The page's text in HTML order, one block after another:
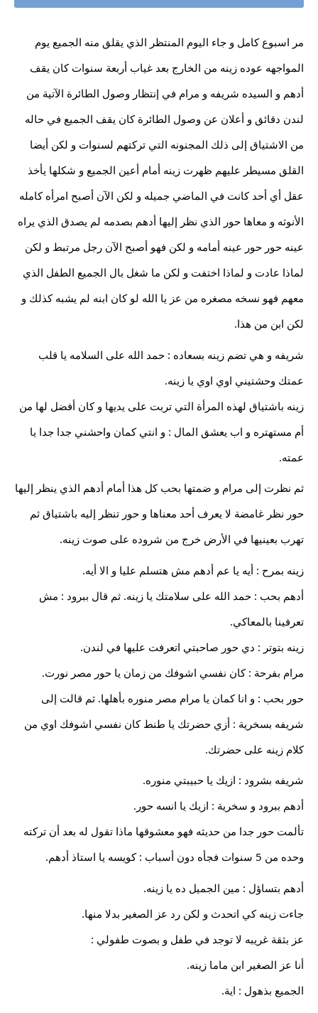
مر اسبوع كامل و جاء اليوم المنتظر الذي يقلق منه الجميع يوم
المواجهه عوده زينه من الخارج بعد غياب أربعة سنوات كان يقف
أدهم و السيده شريفه و مرام في إنتظار وصول الطائرة الآتية من
لندن دقائق و أعلان عن وصول الطائرة كان يقف الجميع في حاله
من الاشتياق إلى ذلك المجنونه التي تركتهم لسنوات و لكن أيضا
القلق مسيطر عليهم ظهرت زينه أمام أعين الجميع و شكلها يأخذ
عقل أي أحد كانت في الماضي جميله و لكن الآن أصبح امرأه كامله
الأنوثه و معاها حور الذي نظر إليها أدهم بصدمه لم يصدق الذي يراه
عينه حور حور عينه أمامه و لكن فهو أصبح الآن رجل مرتبط و لكن
لماذا عادت و لماذا اختفت و لكن ما شغل بال الجميع الطفل الذي
معهم فهو نسخه مصغره من عز يا الله لو كان ابنه لم يشبه كذلك و
لكن ابن من هذا.
شريفه و هي تضم زينه بسعاده : حمد الله على السلامه يا قلب
عمتك وحشتيني اوي اوي يا زينه.
زينه باشتياق لهذه المرأة التي تربت على يديها و كان أفضل لها من
أم مستهتره و اب يعشق المال : و انتي كمان واحشني جدا جدا يا
عمته.
ثم نظرت إلى مرام و ضمتها بحب كل هذا أمام أدهم الذي ينظر إليها
حور نظر غامضة لا يعرف أحد معناها و حور تنظر إليه باشتياق ثم
تهرب بعينيها في الأرض خرج من شروده على صوت زينه.
زينه بمرح : أيه يا عم أدهم مش هتسلم عليا و الا أيه.
أدهم بحب : حمد الله على سلامتك يا زينه. ثم قال ببرود : مش
تعرفينا بالمعاكي.
زينه بتوتر : دي حور صاحبتي اتعرفت عليها في لندن.
مرام بفرحة : كان نفسي اشوفك من زمان يا حور مصر نورت.
حور بحب : و انا كمان يا مرام مصر منوره بأهلها. ثم قالت إلى
شريفه بسخرية : أزي حضرتك يا طنط كان نفسي اشوفك اوي من
كلام زينه على حضرتك.
شريفه بشرود : ازيك يا حبيبتي منوره.
أدهم ببرود و سخرية : ازيك يا انسه حور.
تألمت حور جدا من حديثه فهو معشوقها ماذا تقول له بعد أن تركته
وحده من 5 سنوات فجأه دون أسباب : كويسه يا استاذ أدهم.
أدهم بتساؤل : مين الجميل ده يا زينه.
جاءت زينه كي اتحدث و لكن رد عز الصغير بدلا منها.
عز بثقة غريبه لا توجد في طفل و بصوت طفولي :
أنا عز الصغير ابن ماما زينه.
الجميع بذهول : اية.